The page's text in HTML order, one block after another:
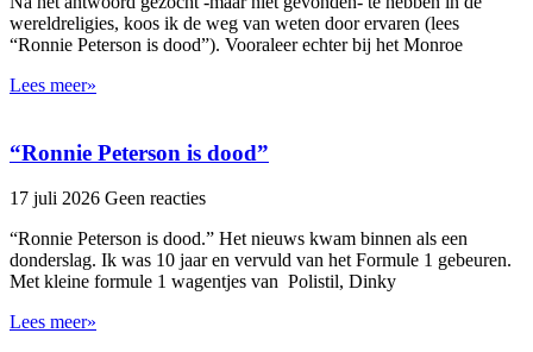
wereldreligies, koos ik de weg van weten door ervaren (lees
“Ronnie Peterson is dood”). Vooraleer echter bij het Monroe
Lees meer»
“Ronnie Peterson is dood”
17 juli 2026 Geen reacties
“Ronnie Peterson is dood.” Het nieuws kwam binnen als een
donderslag. Ik was 10 jaar en vervuld van het Formule 1 gebeuren.
Met kleine formule 1 wagentjes van Polistil, Dinky
Lees meer»